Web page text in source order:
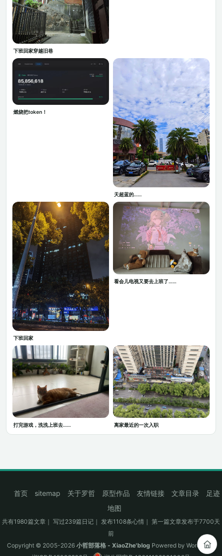
下班回家穿越旧巷
燃烧把token！
天超蓝的……
下班回家
看会儿电视又要去上班了……
打完游戏，洗洗上班去…… 离家最近的一次入职
首页 sitemap 关于罗哲 原型作品 友情链接 文章目录
足迹
地图
共有1980篇文章｜ 写过239篇日记｜ 发布1108条心情｜ 第一篇文章发布于7700天
前
Copyright © 2005-2026 小哲部落格 - XiaoZhe'blog Powered by WordPress